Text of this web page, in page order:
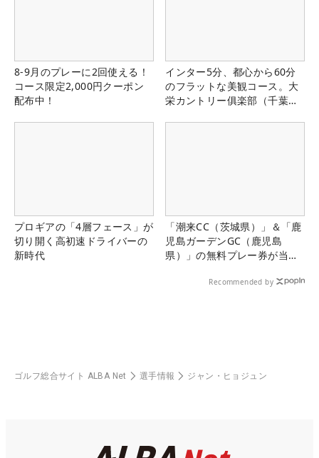
8-9月のプレーに2回使える！
コース限定2,000円クーポン
配布中！
インター5分、都心から60分
のフラットな美観コース。大
栄カントリー俱楽部（千葉
プロギアの「4層フェース」が
切り開く高初速ドライバーの
新時代
「潮来CC（茨城県）」＆「鹿
児島ガーデンGC（鹿児島
県）」の無料プレー券が当た
Recommended by
ゴルフ総合サイト ALBA Net 選手情報 ジャン・ヒョジュン